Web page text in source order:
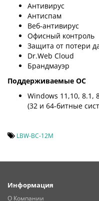
Антивирус
Антиспам
Веб-антивирус
Офисный контроль
Защита от потери
Dr.Web Cloud
Брандмауэр
Поддерживаемые ОС
Windows 11,10, 8.1,
(32 и 64-битные
LBW-BC-12M
Информация
О Компании